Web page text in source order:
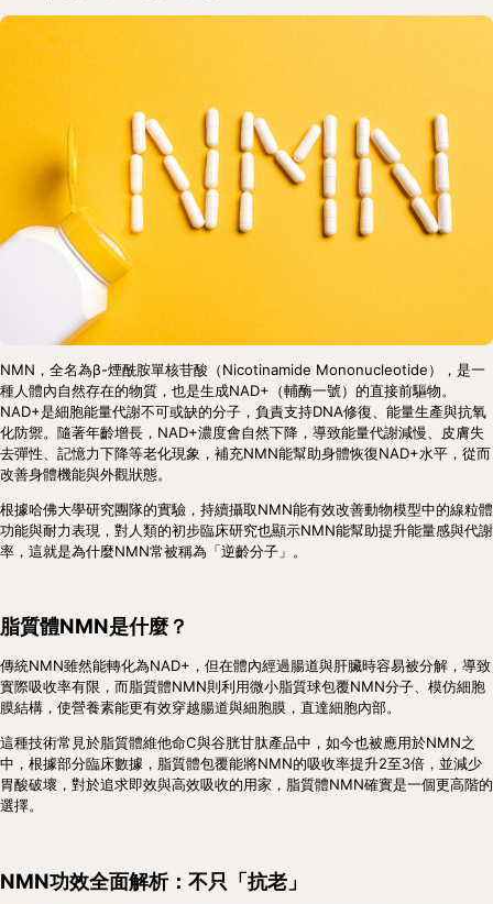
NMN，全名為β-煙酰胺單核苷酸（Nicotinamide Mononucleotide），是一
種人體內自然存在的物質，也是生成NAD+（輔酶一號）的直接前驅物。
NAD+是細胞能量代謝不可或缺的分子，負責支持DNA修復、能量生產與抗氧
化防禦。隨著年齡增長，NAD+濃度會自然下降，導致能量代謝減慢、皮膚失
去彈性、記憶力下降等老化現象，補充NMN能幫助身體恢復NAD+水平，從而
改善身體機能與外觀狀態。
根據哈佛大學研究團隊的實驗，持續攝取NMN能有效改善動物模型中的線粒體
功能與耐力表現，對人類的初步臨床研究也顯示NMN能幫助提升能量感與代謝
率，這就是為什麼NMN常被稱為「逆齡分子」。
脂質體NMN是什麼？
傳統NMN雖然能轉化為NAD+，但在體內經過腸道與肝臟時容易被分解，導致
實際吸收率有限，而脂質體NMN則利用微小脂質球包覆NMN分子、模仿細胞
膜結構，使營養素能更有效穿越腸道與細胞膜，直達細胞內部。
這種技術常見於脂質體維他命C與谷胱甘肽產品中，如今也被應用於NMN之
中，根據部分臨床數據，脂質體包覆能將NMN的吸收率提升2至3倍，並減少
胃酸破壞，對於追求即效與高效吸收的用家，脂質體NMN確實是一個更高階的
選擇。
NMN功效全面解析：不只「抗老」